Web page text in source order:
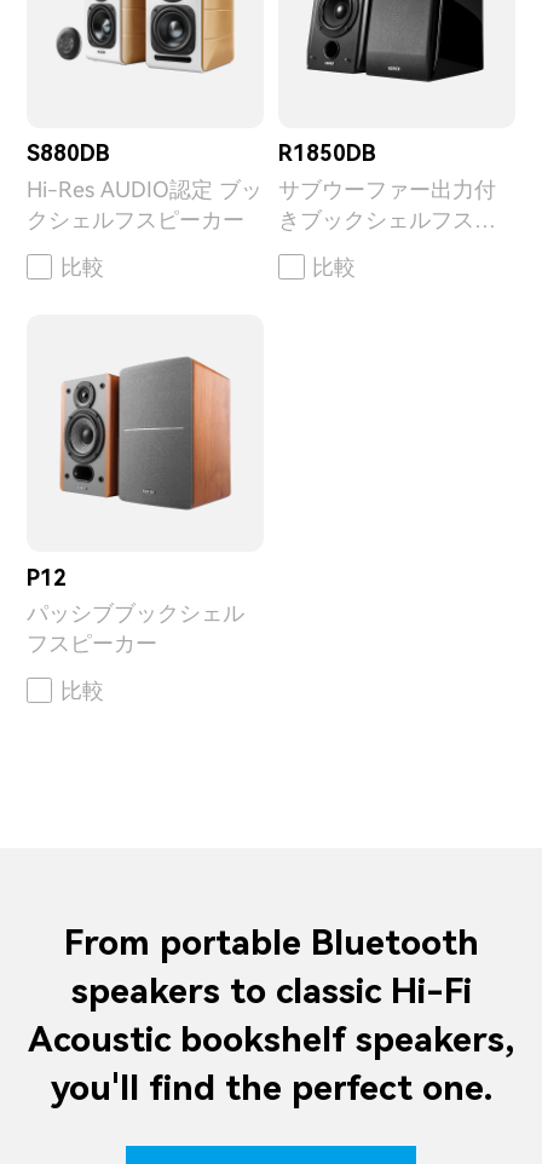
S880DB
Hi-Res AUDIO認定 ブッ
クシェルフスピーカー
比較
R1850DB
サブウーファー出力付
きブックシェルフスピ
ーカー
比較
P12
パッシブブックシェル
フスピーカー
比較
From portable Bluetooth
speakers to classic Hi-Fi
Acoustic bookshelf speakers,
you'll find the perfect one.